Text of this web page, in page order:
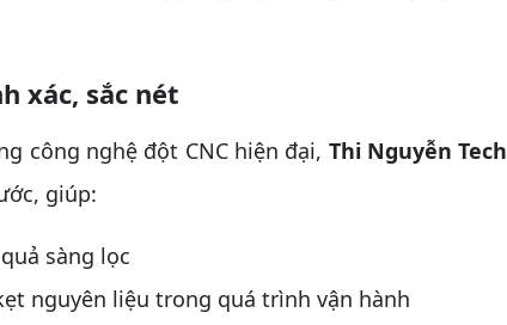
xác, sắc nét
công nghệ đột CNC hiện đại, Thi Nguyễn Tech
giúp:
sàng lọc
nguyên liệu trong quá trình vận hành